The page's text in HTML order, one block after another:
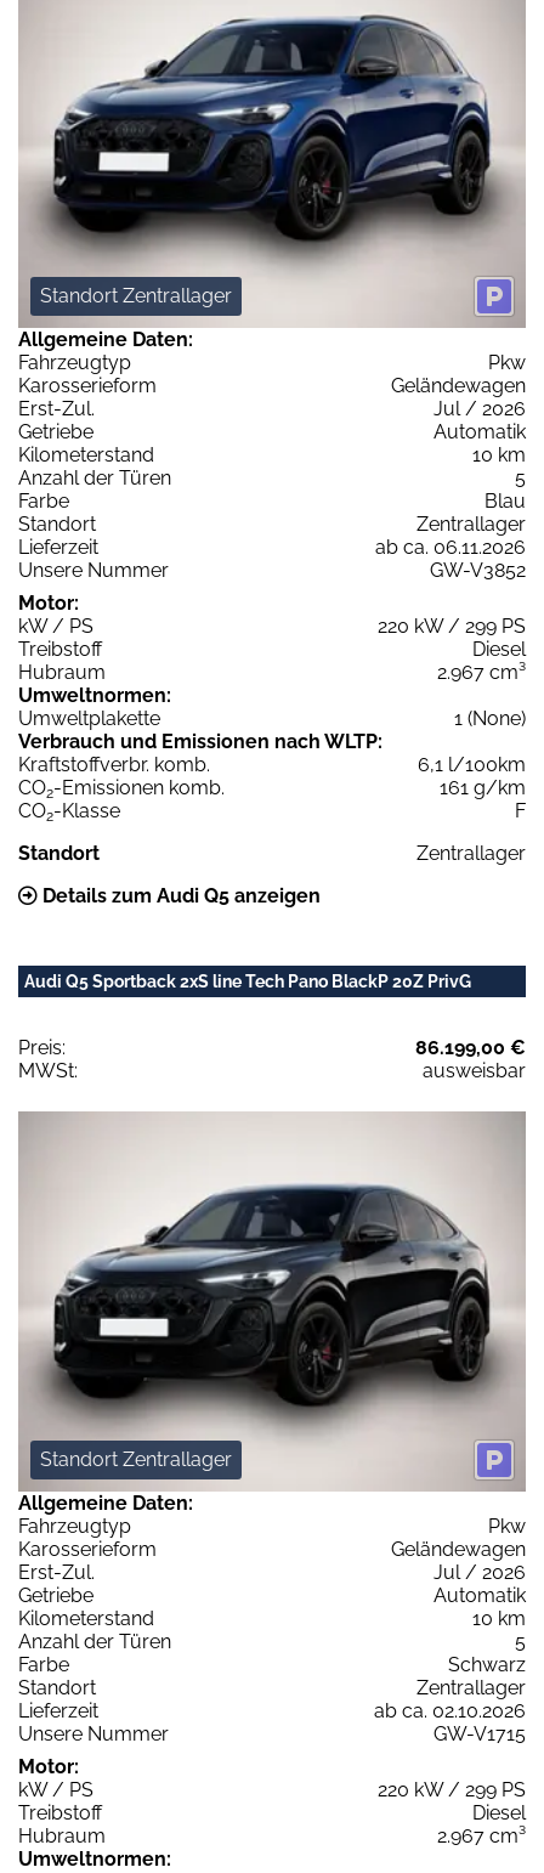
Standort Zentrallager
Allgemeine Daten:
Fahrzeugtyp
Pkw
Karosserieform
Geländewagen
Erst-Zul.
Jul / 2026
Getriebe
Automatik
Kilometerstand
10 km
Anzahl der Türen
5
Farbe
Blau
Standort
Zentrallager
Lieferzeit
ab ca. 06.11.2026
Unsere Nummer
GW-V3852
Motor:
kW / PS
220 kW / 299 PS
Treibstoff
Diesel
Hubraum
2.967 cm³
Umweltnormen:
Umweltplakette
1 (None)
Verbrauch und Emissionen nach WLTP:
Kraftstoffverbr. komb.
6,1 l/100km
CO2-Emissionen komb.
161 g/km
CO2-Klasse
F
Standort
Zentrallager
Details zum Audi Q5 anzeigen
Audi Q5 Sportback 2xS line Tech Pano BlackP 20Z PrivG
Preis:
86.199,00 €
MWSt:
ausweisbar
Standort Zentrallager
Allgemeine Daten:
Fahrzeugtyp
Pkw
Karosserieform
Geländewagen
Erst-Zul.
Jul / 2026
Getriebe
Automatik
Kilometerstand
10 km
Anzahl der Türen
5
Farbe
Schwarz
Standort
Zentrallager
Lieferzeit
ab ca. 02.10.2026
Unsere Nummer
GW-V1715
Motor:
kW / PS
220 kW / 299 PS
Treibstoff
Diesel
Hubraum
2.967 cm³
Umweltnormen: